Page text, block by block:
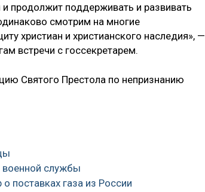
продолжит поддерживать и развивать
смотрим на многие
христиан и христианского наследия», —
встречи с госсекретарем.
Святого Престола по непризнанию
военной службы
поставках газа из России